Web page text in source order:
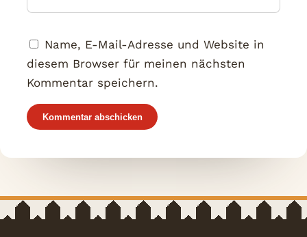
Name, E-Mail-Adresse und Website in
diesem Browser für meinen nächsten
Kommentar speichern.